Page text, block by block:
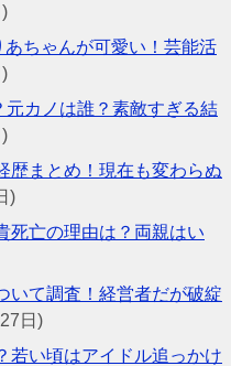
ちゃんが可愛い！芸能活
カノは誰？素敵すぎる結
歴まとめ！現在も変わらぬ
)
死亡の理由は？両親はい
いて調査！経営者だが破綻
日)
若い頃はアイドル追っかけ